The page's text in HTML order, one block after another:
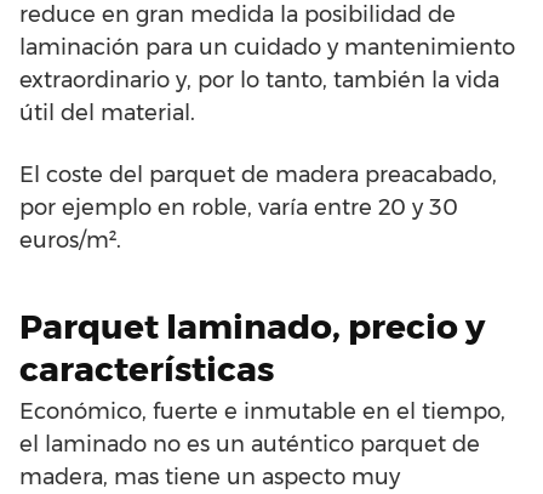
reduce en gran medida la posibilidad de
laminación para un cuidado y mantenimiento
extraordinario y, por lo tanto, también la vida
útil del material.
El coste del parquet de madera preacabado,
por ejemplo en roble, varía entre 20 y 30
euros/m².
Parquet laminado, precio y
características
Económico, fuerte e inmutable en el tiempo,
el laminado no es un auténtico parquet de
madera, mas tiene un aspecto muy